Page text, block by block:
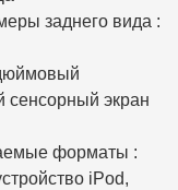
заднего вида :
сенсорный экран
форматы :
iPod,